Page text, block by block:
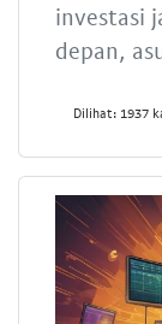
investasi
depan,
Dilihat: 1937